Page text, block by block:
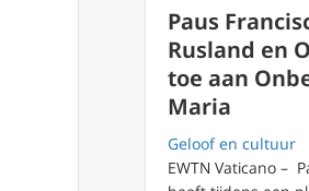
Paus
Rusland en
toe aan
Maria
Geloof en cultuur
EWTN Vaticano –